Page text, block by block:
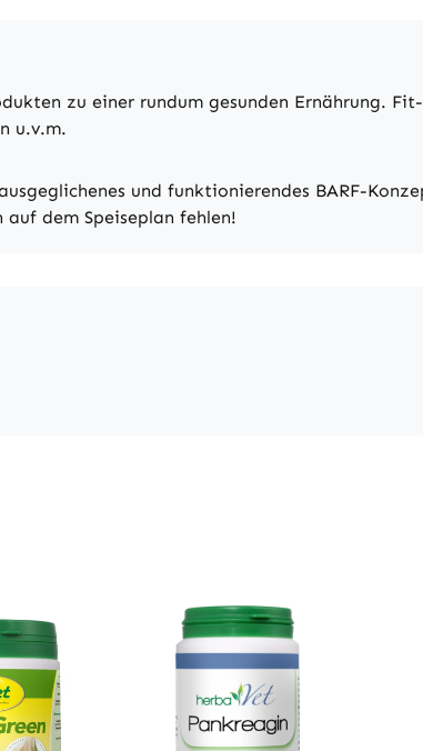
zu einer rundum gesunden Ernährung.
u.v.m.
und funktionierendes BARF-
dem Speiseplan fehlen!